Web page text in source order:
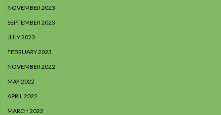
NOVEMBER 2023
SEPTEMBER 2023
JULY 2023
FEBRUARY 2023
NOVEMBER 2022
MAY 2022
APRIL 2022
MARCH 2022